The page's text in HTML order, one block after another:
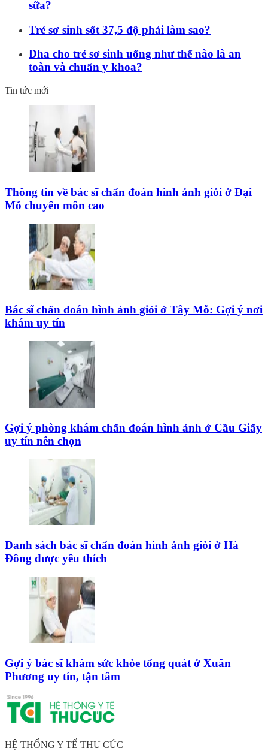
sữa?
Trẻ sơ sinh sốt 37,5 độ phải làm sao?
Dha cho trẻ sơ sinh uống như thế nào là an
toàn và chuẩn y khoa?
Tin tức mới
Thông tin về bác sĩ chẩn đoán hình ảnh giỏi ở Đại
Mỗ chuyên môn cao
Bác sĩ chẩn đoán hình ảnh giỏi ở Tây Mỗ: Gợi ý nơi
khám uy tín
Gợi ý phòng khám chẩn đoán hình ảnh ở Cầu Giấy
uy tín nên chọn
Danh sách bác sĩ chẩn đoán hình ảnh giỏi ở Hà
Đông được yêu thích
Gợi ý bác sĩ khám sức khỏe tổng quát ở Xuân
Phương uy tín, tận tâm
HỆ THỐNG Y TẾ THU CÚC